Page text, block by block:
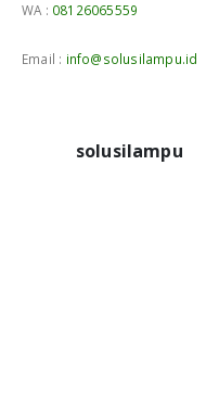
WA : 08126065559
Email : info@solusilampu.id
solusilampu